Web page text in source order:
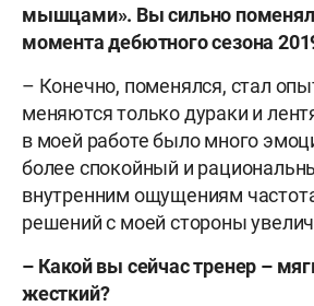
мышцами». Вы сильно
момента дебютного сезона
– Конечно, поменялся, стал
меняются только дураки и
в моей работе было много
более спокойный и
внутренним ощущениям
решений с моей стороны
– Какой вы сейчас тренер –
жесткий?